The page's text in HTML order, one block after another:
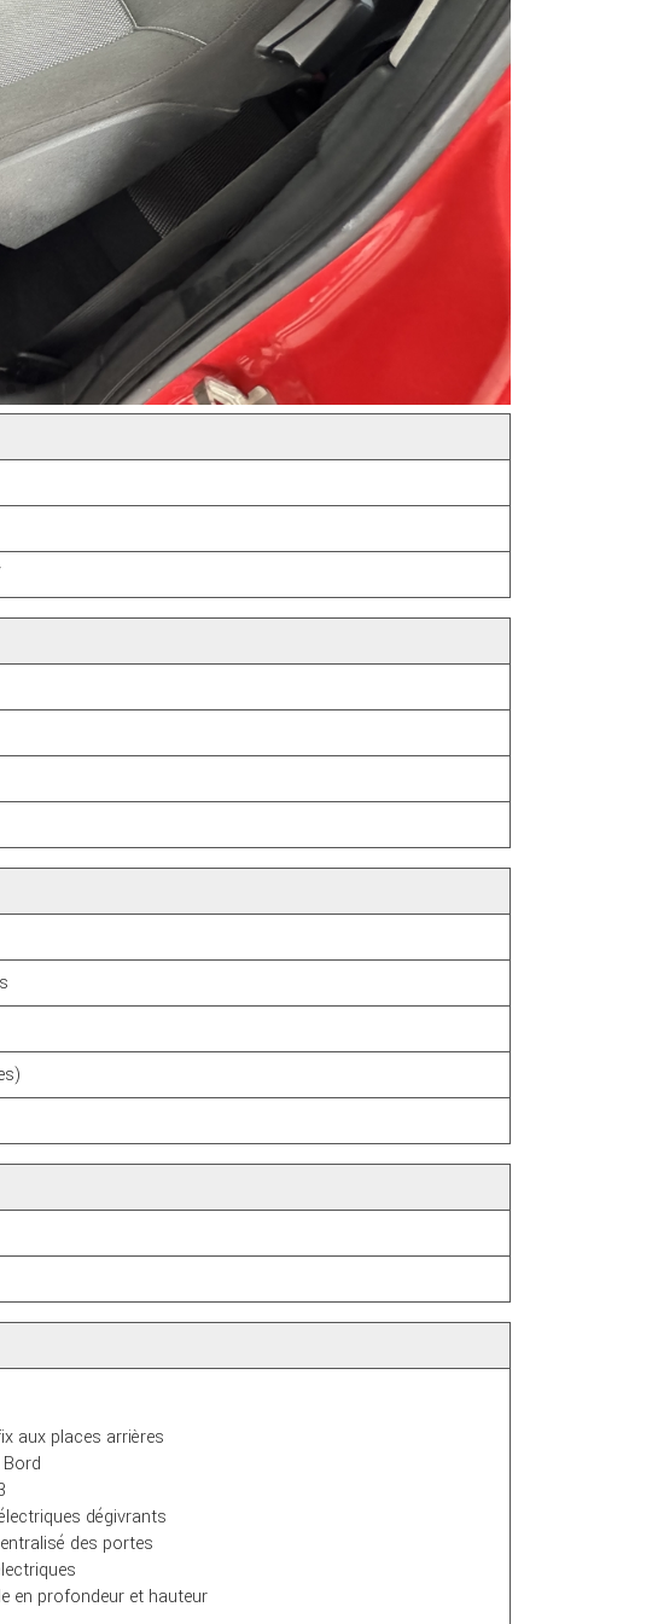
aux places arrières
dégivrants
des portes
en profondeur et hauteur